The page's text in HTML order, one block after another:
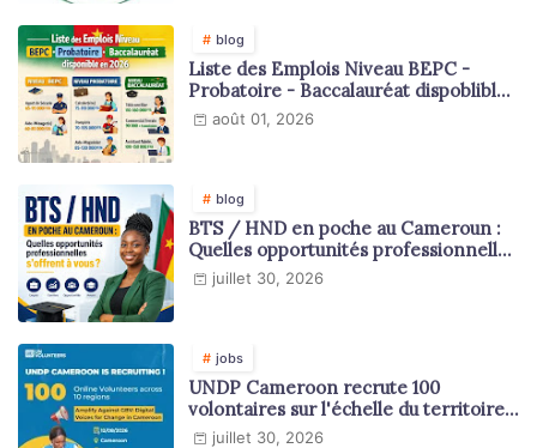
blog
Liste des Emplois Niveau BEPC -
Probatoire - Baccalauréat dispoblible
en 2026
août 01, 2026
blog
BTS / HND en poche au Cameroun :
Quelles opportunités professionnelles
s'offrent à vous ?
juillet 30, 2026
jobs
UNDP Cameroon recrute 100
volontaires sur l'échelle du territoire
national
juillet 30, 2026